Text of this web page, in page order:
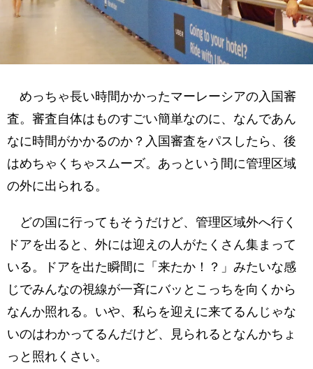
間違えてるのかと思うくらいにひっそりとして
いて暗い
薄暗い通路の先に目印が
やった！ホテルが見えた！
シャトルバスの乗り場
やった！到着！
モリオもチェックイン
めっちゃ長い時間かかったマーレーシアの入国審
査。審査自体はものすごい簡単なのに、なんであん
なに時間がかかるのか？入国審査をパスしたら、後
はめちゃくちゃスムーズ。あっという間に管理区域
の外に出られる。
どの国に行ってもそうだけど、管理区域外へ行く
ドアを出ると、外には迎えの人がたくさん集まって
いる。ドアを出た瞬間に「来たか！？」みたいな感
じでみんなの視線が一斉にバッとこっちを向くから
なんか照れる。いや、私らを迎えに来てるんじゃな
いのはわかってるんだけど、見られるとなんかちょ
っと照れくさい。